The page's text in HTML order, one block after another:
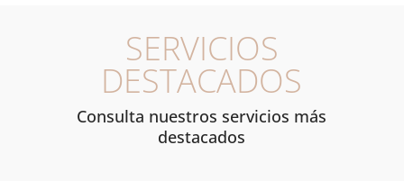
SERVICIOS
DESTACADOS
Consulta nuestros servicios más
destacados